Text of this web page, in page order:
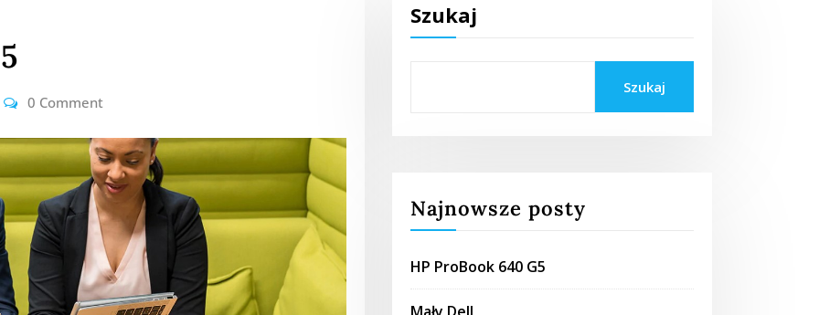
0 Comment
Szukaj
Szukaj
Najnowsze posty
HP ProBook 640 G5
Mały Dell